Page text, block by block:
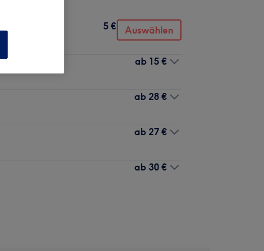
5 € Auswählen
ab 15 €
ab 28 €
ab 27 €
ab 30 €